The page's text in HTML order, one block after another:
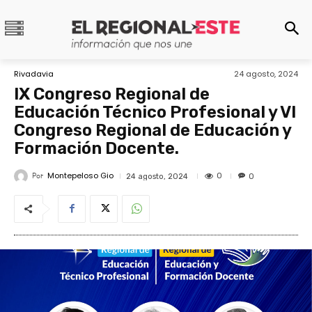
Rivadavia 24 agosto, 2024
IX Congreso Regional de
Educación Técnico Profesional y VI
Congreso Regional de Educación y
Formación Docente.
Por Montepeloso Gio 24 agosto, 2024 0 0